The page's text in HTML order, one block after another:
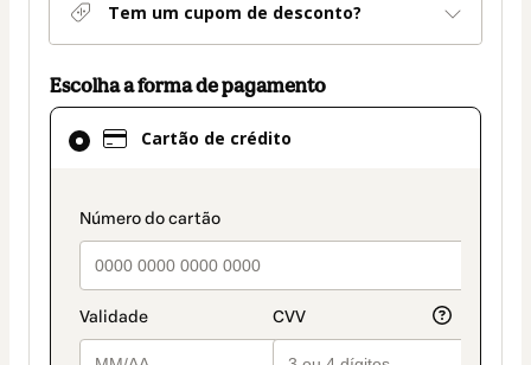
Tem um cupom de desconto?
Escolha a forma de pagamento
Cartão de crédito
payment_data.section_title_v2
Cartão
de
como
método